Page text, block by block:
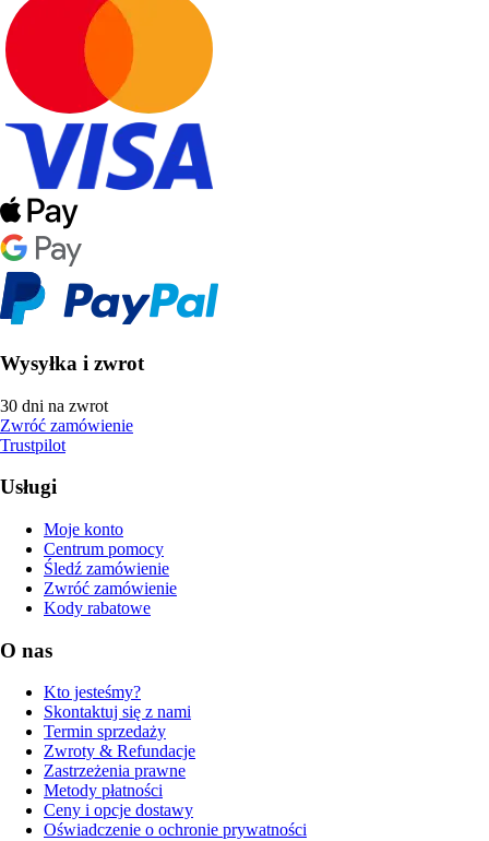
Wysyłka i zwrot
30 dni na zwrot
Zwróć zamówienie
Trustpilot
Usługi
Moje konto
Centrum pomocy
Śledź zamówienie
Zwróć zamówienie
Kody rabatowe
O nas
Kto jesteśmy?
Skontaktuj się z nami
Termin sprzedaży
Zwroty & Refundacje
Zastrzeżenia prawne
Metody płatności
Ceny i opcje dostawy
Oświadczenie o ochronie prywatności